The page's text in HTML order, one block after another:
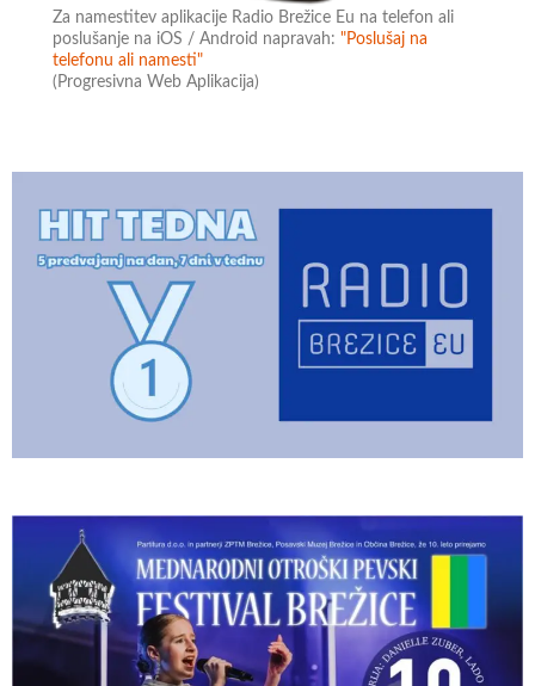
Za namestitev aplikacije Radio Brežice Eu na telefon ali
poslušanje na iOS / Android napravah:"Poslušaj na
telefonu ali namesti"
(Progresivna Web Aplikacija)